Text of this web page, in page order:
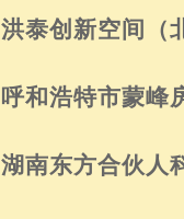
洪泰创新空间（
呼和浩特市蒙峰
湖南东方合伙人